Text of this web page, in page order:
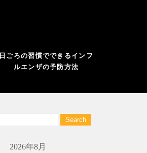
日ごろの習慣でできるインフ
ルエンザの予防方法
2026年8月